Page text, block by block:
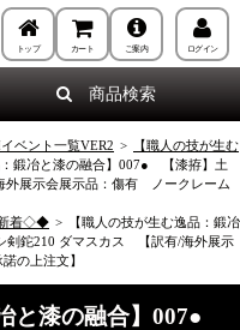
トップ カート ご案内 ログイン
商品検索
ベント一覧VER2 >
【職人の技が生む
：鍛冶と漆の融合】007● 【漆拵】土
展示会展示品：傷有 ノークレーム
着◇◆ >
【職人の技が生む逸品：鍛冶
剣鉈210 ダマスカス 【訳有/海外展示
の上注文】
と漆の融合】007●